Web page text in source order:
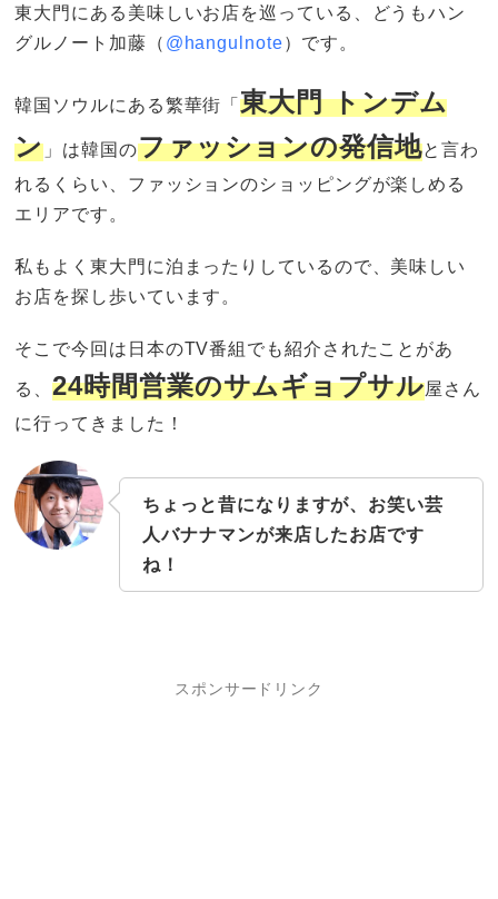
東大門にある美味しいお店を巡っている、どうもハン
グルノート加藤（ @hangulnote）です。
韓国ソウルにある繁華街「東大門 トンデム
ン 」は韓国のファッションの発信地と言わ
れるくらい、ファッションのショッピングが楽しめる
エリアです。
私もよく東大門に泊まったりしているので、美味しい
お店を探し歩いています。
そこで今回は日本のTV番組でも紹介されたことがあ
る、24時間営業のサムギョプサル屋さん
に行ってきました！
ちょっと昔になりますが、お笑い芸
人バナナマンが来店したお店です
ね！
スポンサードリンク